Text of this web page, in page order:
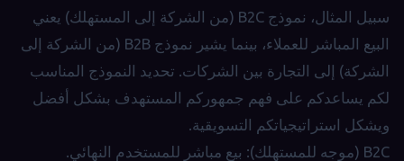
سبيل المثال، نموذج B2C (من الشركة إلى المستهلك) يعني
البيع المباشر للعملاء، بينما يشير نموذج B2B (من الشركة إلى
الشركة) إلى التجارة بين الشركات. تحديد النموذج المناسب
لكم يساعدكم على فهم جمهوركم المستهدف بشكل أفضل
ويشكل استراتيجياتكم التسويقية.
B2C (موجه للمستهلك): بيع مباشر للمستخدم النهائي.